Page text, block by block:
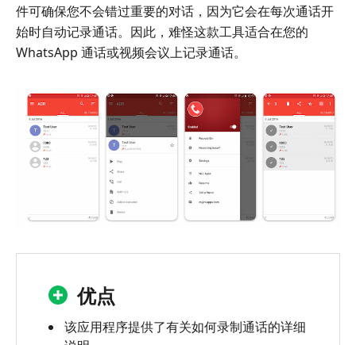
件可确保您不会错过重要的对话，因为它会在每次通话开
始时自动记录通话。因此，难怪这款工具适合在您的
WhatsApp 通话或视频会议上记录通话。
优点
该应用程序提供了有关如何录制通话的详细